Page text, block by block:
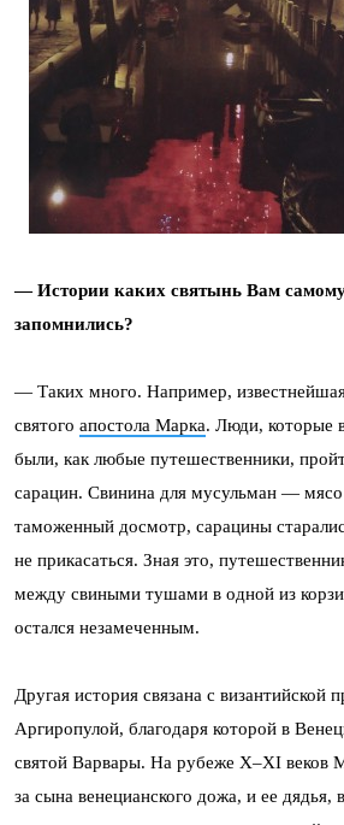
— Истории каких святынь Вам
запомнились?
— Таких много. Например,
святого апостола Марка. Люди, которые
были, как любые путешественники,
сарацин. Свинина для мусульман —
таможенный досмотр, сарацины
не прикасаться. Зная это,
между свиными тушами в одной из
остался незамеченным.
Другая история связана с византийской
Аргиропулой, благодаря которой в
святой Варвары. На рубеже X–XI веков
за сына венецианского дожа, и ее дядья,